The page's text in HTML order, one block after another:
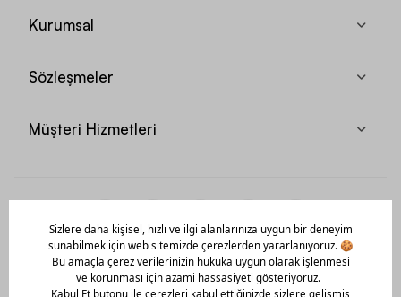
Kurumsal
Sözleşmeler
Müşteri Hizmetleri
Mobil Uygulamamızı Hemen İndir!